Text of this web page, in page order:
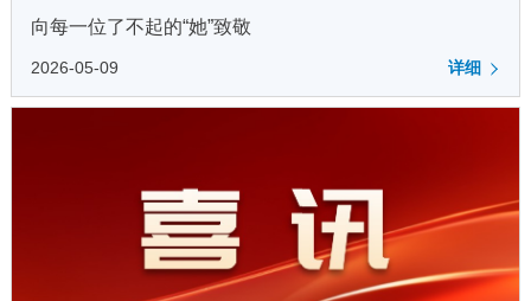
向每一位了不起的“她”致敬
2026-05-09 详细